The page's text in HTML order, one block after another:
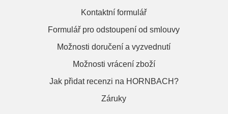
Kontaktní formulář
Formulář pro odstoupení od smlouvy
Možnosti doručení a vyzvednutí
Možnosti vrácení zboží
Jak přidat recenzi na HORNBACH?
Záruky